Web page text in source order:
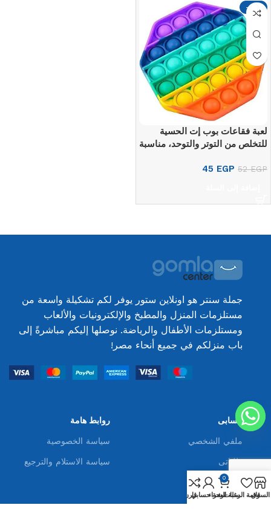
-13%
لعبة فقاعات بوب إت الحسية
للتخلص من التوتر والتوحد، مناسبة
الاحتياجات الخاصة، متعدد الألوان
52EGP
45 EGP
جملة سنتر هو اونلاين ستور يوفر لكم تشكيلة واسعة من
مستلزمات المنزل والمطبخ والإلكترونيات والألعاب
ومستلزمات الأطفال والرياضة. نوصلها إليكم مباشرةً إلى
باب منزلكم في جميع أنحاء مصر!
حسابى
ملفي الشخصي
طلباتى
اعثر علينا
روابط هامة
سياسة الخصوصية
سياسة الاستلام والترجيع
السوققائمة الرغبات
0
سلة الشراءلوحة حسابيقارن